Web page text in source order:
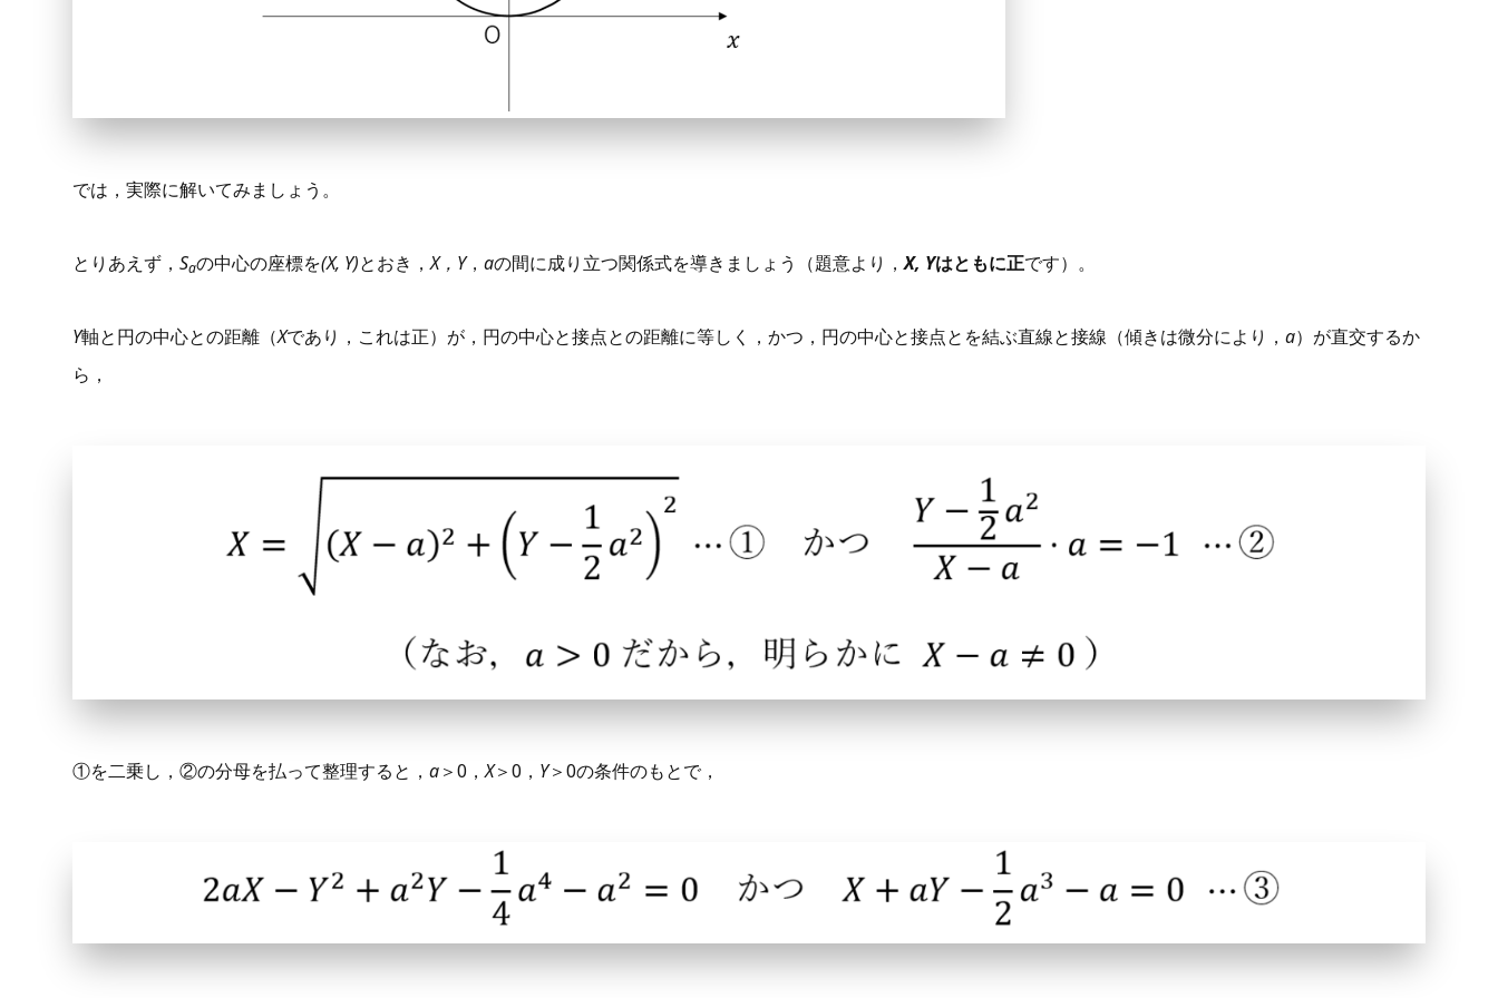
では，実際に解いてみましょう。
とりあえず，Saの中心の座標を(X, Y)とおき，X，Y，aの間に成り立つ関係式を導きましょう（題意より，X, Yはともに正です）。
Y軸と円の中心との距離（Xであり，これは正）が，円の中心と接点との距離に等しく，かつ，円の中心と接点とを結ぶ直線と接線（傾きは微分により，a）が直交するか
ら，
①を二乗し，②の分母を払って整理すると，a＞0，X＞0， Y＞0の条件のもとで，